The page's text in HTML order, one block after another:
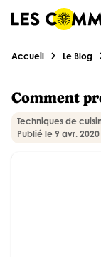
Accueil chevron_right Le Blog
Comment
Techniques de
Publié le 9 avr. 2020